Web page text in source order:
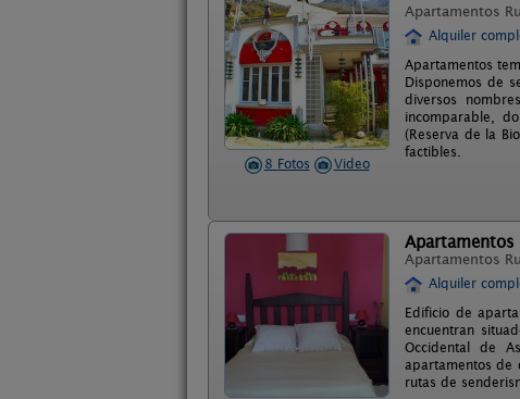
8 Fotos Video
Apartamentos
Alquiler
Apartamentos
Disponemos de
diversos
incomparable,
(Reserva de la
factibles.
Apartamentos
Apartamentos
Alquiler
Edificio de
encuentran
Occidental de
apartamentos de
rutas de